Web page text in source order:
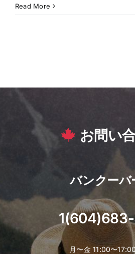
Read More
お問い
バンクーバ
月〜金 11:00〜